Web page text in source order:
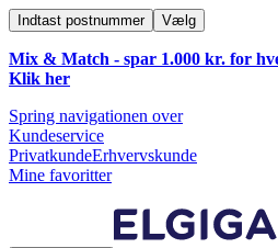
Indtast postnummer Vælg
Mix & Match - spar 1.000 kr. for
Klik her
Spring navigationen over
Kundeservice
PrivatkundeErhvervskunde
Mine favoritter